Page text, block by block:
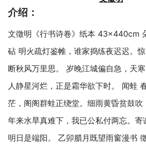
介绍：
文徵明《行书诗卷》纸本 43×440cm
砧 明火疏灯鉴帷，谁家捣练夜迟迟。
断秋风万里思。 岁晚江城偏自急，天
人静星河烂，正是霜华欲下时。 闻蛙
茫，阁阁群蛙正绕堂。细雨黄昏贫鼓吹
年来水旱真难下，我已公私付两忘。
明日是端阳。 乙卯腊月既望雨窗漫书